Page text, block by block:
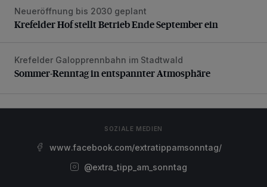
Krefelder Hof stellt Betrieb Ende September ein
Neueröffnung bis 2030 geplant
Krefelder Hof stellt Betrieb Ende September ein
Sommer-Renntag in entspannter Atmosphäre
Krefelder Galopprennbahn im Stadtwald
Sommer-Renntag in entspannter Atmosphäre
SOZIALE MEDIEN
www.facebook.com/extratippamsonntag/
@extra_tipp_am_sonntag